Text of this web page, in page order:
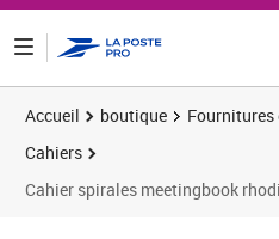
Accueil boutique Fournitures
Cahiers
Cahier spirales meetingbook